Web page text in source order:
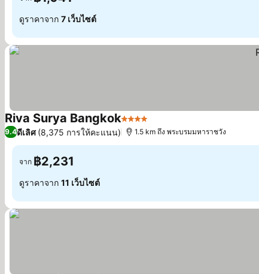
ดูราคาจาก 7 เว็บไซต์
Riva Surya Bangkok4 ดาว
9.4ดีเลิศ (8,375 การให้คะแนน) 1.5 km ถึง พระบรมมหาราชวัง
จาก ฿2,231
ดูราคาจาก 11 เว็บไซต์